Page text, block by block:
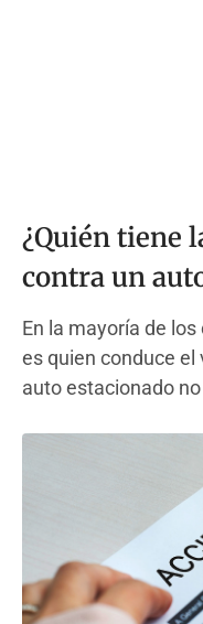
¿Quién tiene
contra un
En la mayoría de
es quien conduce
auto estacionado
determina la
los casos de